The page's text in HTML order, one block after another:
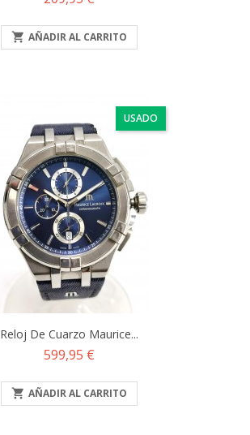
 AÑADIR AL CARRITO
USADO
Reloj De Cuarzo Maurice...
Precio
599,95 €
 AÑADIR AL CARRITO